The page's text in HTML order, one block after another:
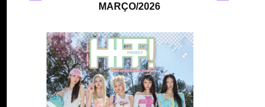
HIT!Vem aí
Panfletando
MARÇO/2026